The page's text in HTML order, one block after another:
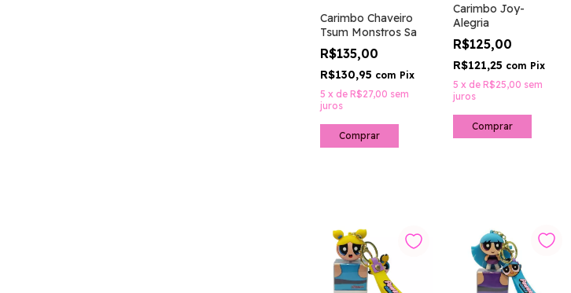
Carimbo Chaveiro
Tsum Monstros Sa
R$135,00
R$130,95 com Pix
5 x de R$27,00 sem
juros
Carimbo Joy-
Alegria
R$125,00
R$121,25 com Pix
5 x de R$25,00 sem
juros